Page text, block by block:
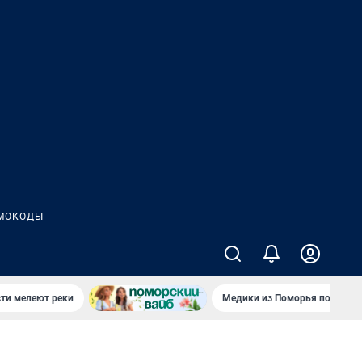
мелеют реки Медики из Поморья поехали